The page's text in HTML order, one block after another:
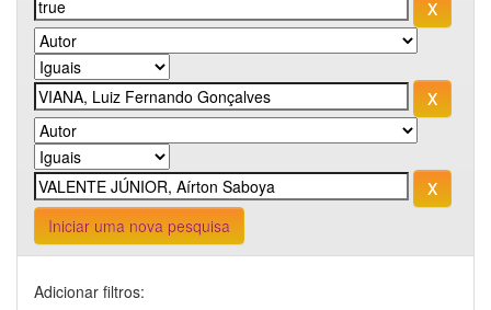
Iniciar uma nova pesquisa
Adicionar filtros: